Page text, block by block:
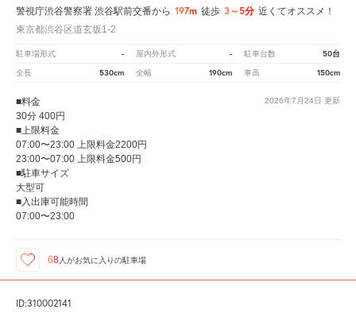
警視庁渋谷警察署 渋谷駅前交番から 197m 徒歩 3～5分 近くてオススメ！
東京都渋谷区道玄坂1-2
駐車場形式 - 屋内外形式 - 駐車台数 50台
全長 530cm 全幅 190cm 車高 150cm
2026年7月24日 更新
■料金
30分 400円
■上限料金
07:00〜23:00 上限料金2200円
23:00〜07:00 上限料金500円
■駐車サイズ
大型可
■入出庫可能時間
07:00〜23:00
68人がお気に入りの駐車場
ID:310002141